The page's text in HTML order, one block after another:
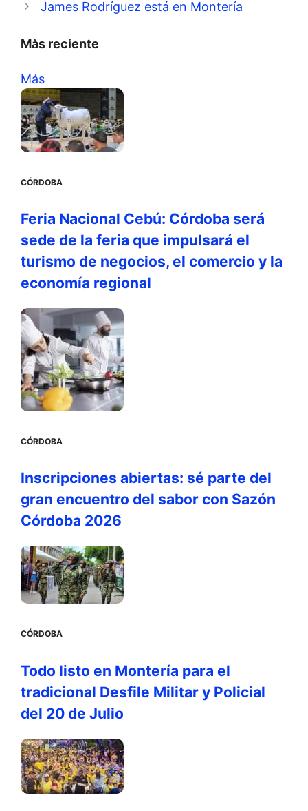
James Rodríguez está en Montería
Màs reciente
Más
CÓRDOBA
Feria Nacional Cebú: Córdoba será
sede de la feria que impulsará el
turismo de negocios, el comercio y la
economía regional
CÓRDOBA
Inscripciones abiertas: sé parte del
gran encuentro del sabor con Sazón
Córdoba 2026
CÓRDOBA
Todo listo en Montería para el
tradicional Desfile Militar y Policial
del 20 de Julio